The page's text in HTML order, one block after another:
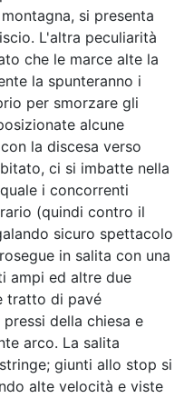
si presenta
L'altra peculiarità
che le marce alte la
la spunteranno i
per smorzare gli
alcune
la discesa verso
ci si imbatte nella
i concorrenti
(quindi contro il
sicuro spettacolo
in salita con una
ampi ed altre due
tratto di pavé
della chiesa e
arco. La salita
giunti allo stop si
alte velocità e viste